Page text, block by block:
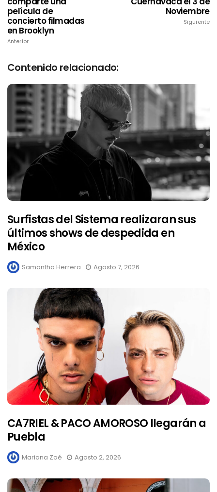
película de
concierto filmadas
en Brooklyn
Anterior
Noviembre
Siguiente
Contenido relacionado:
Surfistas del Sistema realizaran sus
últimos shows de despedida en
México
Samantha Herrera Agosto 7, 2026
CA7RIEL & PACO AMOROSO llegarán a
Puebla
Mariana Zoé Agosto 2, 2026